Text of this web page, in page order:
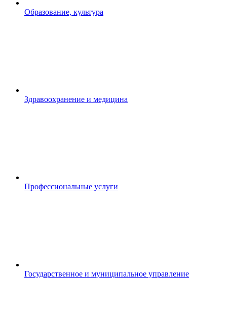
Образование, культура
Здравоохранение и медицина
Профессиональные услуги
Государственное и муниципальное управление